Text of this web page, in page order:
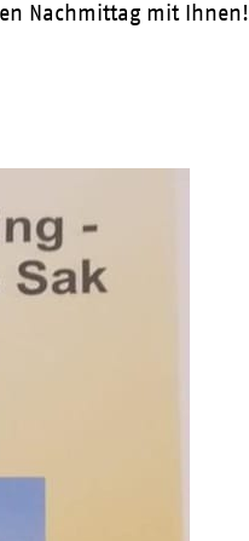
Nachmittag mit Ihnen!